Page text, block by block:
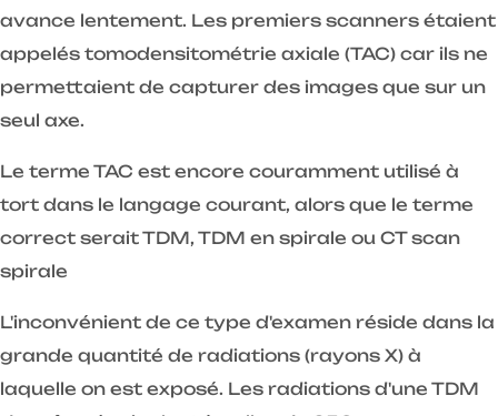
avance lentement. Les premiers scanners étaient
appelés tomodensitométrie axiale (TAC) car ils ne
permettaient de capturer des images que sur un
seul axe.
Le terme TAC est encore couramment utilisé à
tort dans le langage courant, alors que le terme
correct serait TDM, TDM en spirale ou CT scan
spirale
L'inconvénient de ce type d'examen réside dans la
grande quantité de radiations (rayons X) à
laquelle on est exposé. Les radiations d'une TDM